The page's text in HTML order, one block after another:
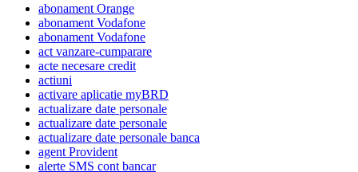
abonament Orange
abonament Vodafone
abonament Vodafone
act vanzare-cumparare
acte necesare credit
actiuni
activare aplicatie myBRD
actualizare date personale
actualizare date personale
actualizare date personale banca
agent Provident
alerte SMS cont bancar